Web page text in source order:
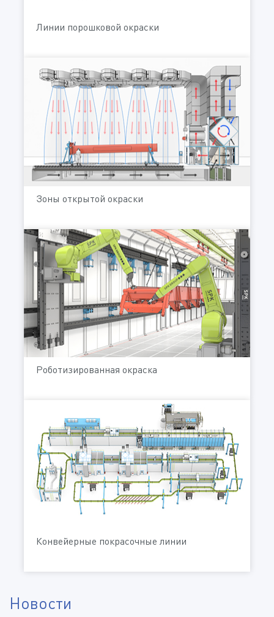
Линии порошковой окраски
Зоны открытой окраски
Роботизированная окраска
Конвейерные покрасочные линии
Новости